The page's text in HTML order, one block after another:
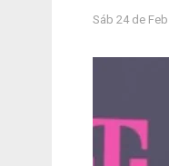
Sáb 24 de